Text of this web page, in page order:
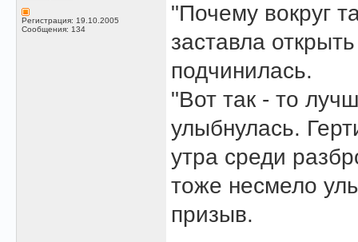
Регистрация: 19.10.2005
Сообщения: 134
"Почему вокруг
заставла
подчинилась.
"Вот так - то
улыбнулась.
утра среди
тоже несмело
призыв.